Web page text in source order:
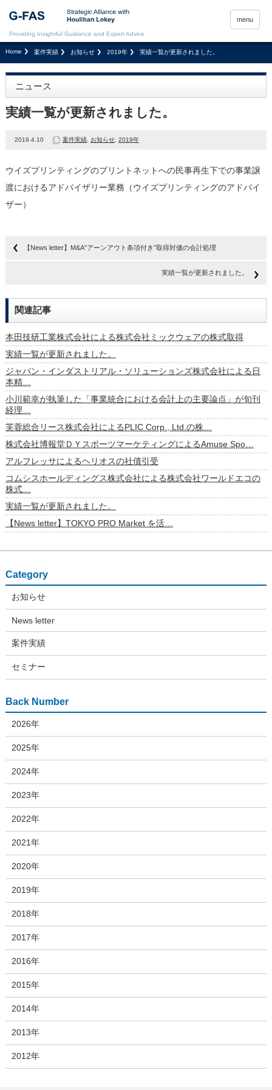
Providing Insightful Guidance and Expert Advice
menu
Home 案件実績 お知らせ 2019年 実績一覧が更新されました。
ニュース
実績一覧が更新されました。
2019.4.10 案件実績, お知らせ, 2019年
ウイズプリンティングのプリントネットへの民事再生下での事業譲
渡におけるアドバイザリー業務（ウイズプリンティングのアドバイ
ザー）
【News letter】M&A“アーンアウト条項付き”取得対価の会計処理
実績一覧が更新されました。
関連記事
本田技研工業株式会社による株式会社ミックウェアの株式取得
実績一覧が更新されました。
ジャパン・インダストリアル・ソリューションズ株式会社による日
本精…
小川範幸が執筆した「事業統合における会計上の主要論点」が旬刊
経理…
芙蓉総合リース株式会社によるPLIC Corp., Ltd.の株…
株式会社博報堂ＤＹスポーツマーケティングによるAmuse Spo…
アルフレッサによるヘリオスの社債引受
コムシスホールディングス株式会社による株式会社ワールドエコの
株式…
実績一覧が更新されました。
【News letter】TOKYO PRO Market を活…
Category
お知らせ
News letter
案件実績
セミナー
Back Number
2026年
2025年
2024年
2023年
2022年
2021年
2020年
2019年
2018年
2017年
2016年
2015年
2014年
2013年
2012年